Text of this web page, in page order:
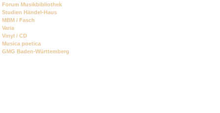
Forum Musikbibliothek
Studien Händel-Haus
MBM / Fasch
Varia
Vinyl / CD
Musica poetica
GMG Baden-Württemberg